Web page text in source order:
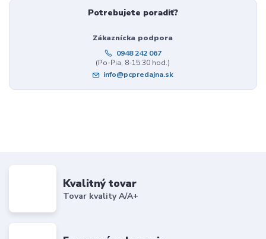
Potrebujete poradiť?
Zákaznícka podpora
0948 242 067
(Po-Pia, 8-15:30 hod.)
info@pcpredajna.sk
Kvalitný tovar
Tovar kvality A/A+